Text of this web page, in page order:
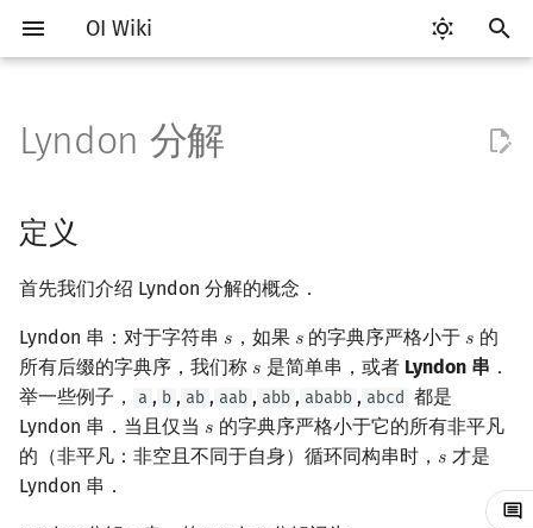
OI Wiki
始
搜
索
Getting Started
关于本项目
如何参与
OI Wiki 不是什么
格式手册
数学符号表
比赛相关简介
赛事
题型
学习路线
学习资源
技巧
常见技巧
工具软件简介
代码编辑工具
Atom
Eclipse
Notepad++
评测工具
CCR Plus
Lemon
命令行
命令行编译与调试
编译器
Validator
Interactor
Checker
语言基础简介
C++ 基础
运算
流程控制语句
高级数据类型
C++ 标准库
bitset
string
pair
C++ 进阶 重载运算符
引用
常量
C++ 与其他常用语言的区别
Pascal 转 C++ 急救
算法基础简介
复杂度
枚举
模拟
递归 & 分治
贪心
插入排序
计数排序
基数排序
搜索部分简介
DFS（搜索）
BFS（搜索）
双向搜索
启发式搜索
A*
动态规划部分简介
动态规划基础
记忆化搜索
背包 DP
区间 DP
DAG 上的 DP
四边形不等式优化
Slope Trick 优化
WQS 二分
后缀数组简介
最优原地后缀排序算法
定义
Duval 算法
解释
过程
实现
复杂度分析
数学部分简介
布尔代数
数字系统
格雷码
位操作
二进制集合操作
高精度计算
最大公约数
欧拉函数
筛法
快速数论变换
快速沃尔什变换
Chirp Z 变换
斐波那契数列
错位排列
卡特兰数
矩阵
初等变换
行列式
域论
Schreier–Sims 算法
随机变量的数字特征
概率不等式
非公平组合游戏
牛顿迭代法
数据结构部分简介
栈
队列
链表
哈希表
并查集
左偏树
树分块
Sqrt Tree
猫树
区间最值操作 & 区间历史
值
WBLT
替罪羊树
笛卡尔树
可持久化平衡树
可持久化字典树
可持久化可并堆
树状数组套权值线段树
分块套树状数组
Top Tree
图论部分简介
图论相关概念
图的存储
DFS（图论）
BFS（图论）
树上问题
树的重心
最近公共祖先
树链剖分
同余最短路
圆方树
点/边连通度
费用流
上下界网络流
Stoer–Wagner 算法
一般图最大匹配
一般图最大权匹配
稳定匹配
计算几何部分简介
二维计算几何基础
三维计算几何基础
距离
Pick 定理
三角剖分
杂项简介
离散化
双指针
离线算法 莫队算法
分数规划
随机化
模拟退火
RMQ
并查集应用
括号序列
线段树与离线询问
Lyndon 分解
定义
首先我们介绍 Lyndon 分解的概念．
Lyndon 串：对于字符串 𝑠
s ，如果 𝑠
s 的字典序严格小于 𝑠
s 的
所有后缀的字典序，我们称 𝑠
s 是简单串，或者 Lyndon 串 ．
举一些例子，
a , b , ab , aab , abb , ababb , abcd 都是
Lyndon 串．当且仅当 𝑠
s 的字典序严格小于它的所有非平凡
的（非平凡：非空且不同于自身）循环同构串时， 𝑠
s 才是
Lyndon 串．